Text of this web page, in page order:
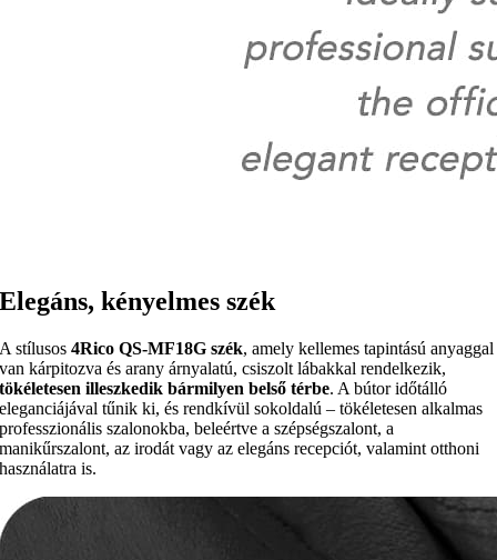
Elegáns, kényelmes szék
A stílusos4Rico QS-MF18G szék, amely kellemes tapintású anyaggal
van kárpitozva és arany árnyalatú, csiszolt lábakkal rendelkezik,
tökéletesen illeszkedik bármilyen belső térbe. A bútor időtálló
eleganciájával tűnik ki, és rendkívül sokoldalú – tökéletesen alkalmas
professzionális szalonokba, beleértve a szépségszalont, a
manikűrszalont, az irodát vagy az elegáns recepciót, valamint otthoni
használatra is.